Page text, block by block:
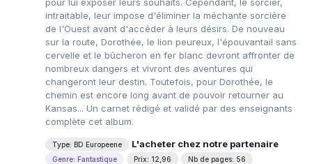
intraitable, leur impose d'éliminer la méchante sorcière
de l'Ouest avant d'accéder à leurs désirs. De nouveau
sur la route, Dorothée, le lion peureux, l'épouvantail sans
cervelle et le bûcheron en fer blanc devront affronter de
nombreux dangers et vivront des aventures qui
changeront leur destin. Toutefois, pour Dorothée, le
chemin est encore long avant de pouvoir retourner au
Kansas... Un carnet rédigé et validé par des enseignants
complète cet album.
Type: BD Europeene L'acheter chez notre partenaire
Genre: Fantastique Prix: 12,96 Nb de pages: 56